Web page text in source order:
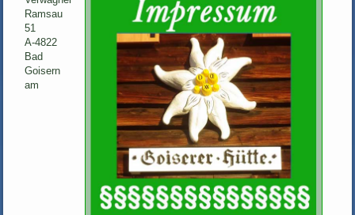
Ramsau
51
A-4822
Bad
Goisern
am